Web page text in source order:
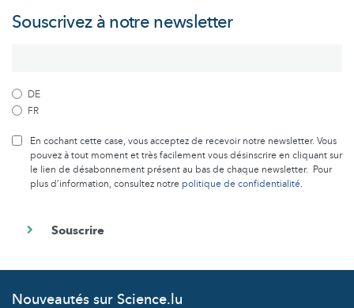
Souscrivez à notre newsletter
DE
FR
En cochant cette case, vous acceptez de recevoir notre newsletter. Vous
pouvez à tout moment et très facilement vous désinscrire en cliquant sur
le lien de désabonnement présent au bas de chaque newsletter. Pour
plus d’information, consultez notre politique de confidentialité.
Nouveautés sur Science.lu